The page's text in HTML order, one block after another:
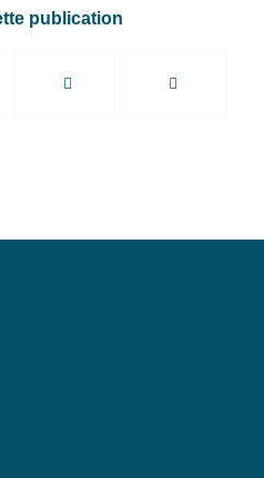
publication